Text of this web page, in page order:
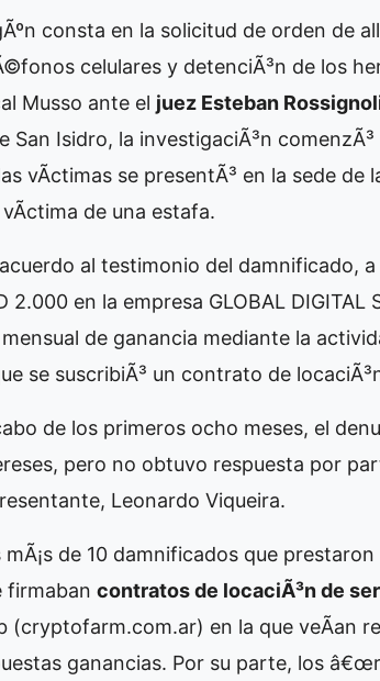
consta en la solicitud de orden de
celulares y detenciÃ³n de los
Musso ante el juez Esteban
San Isidro, la investigaciÃ³n
vÃ­ctimas se presentÃ³ en la sede de
vÃ­ctima de una estafa.
al testimonio del damnificado,
2.000 en la empresa GLOBAL
mensual de ganancia mediante la
se suscribiÃ³ un contrato de
de los primeros ocho meses, el
pero no obtuvo respuesta por
Leonardo Viqueira.
mÃ¡s de 10 damnificados que
firmaban contratos de locaciÃ³n de
(cryptofarm.com.ar) en la que veÃ­an
ganancias. Por su parte, los